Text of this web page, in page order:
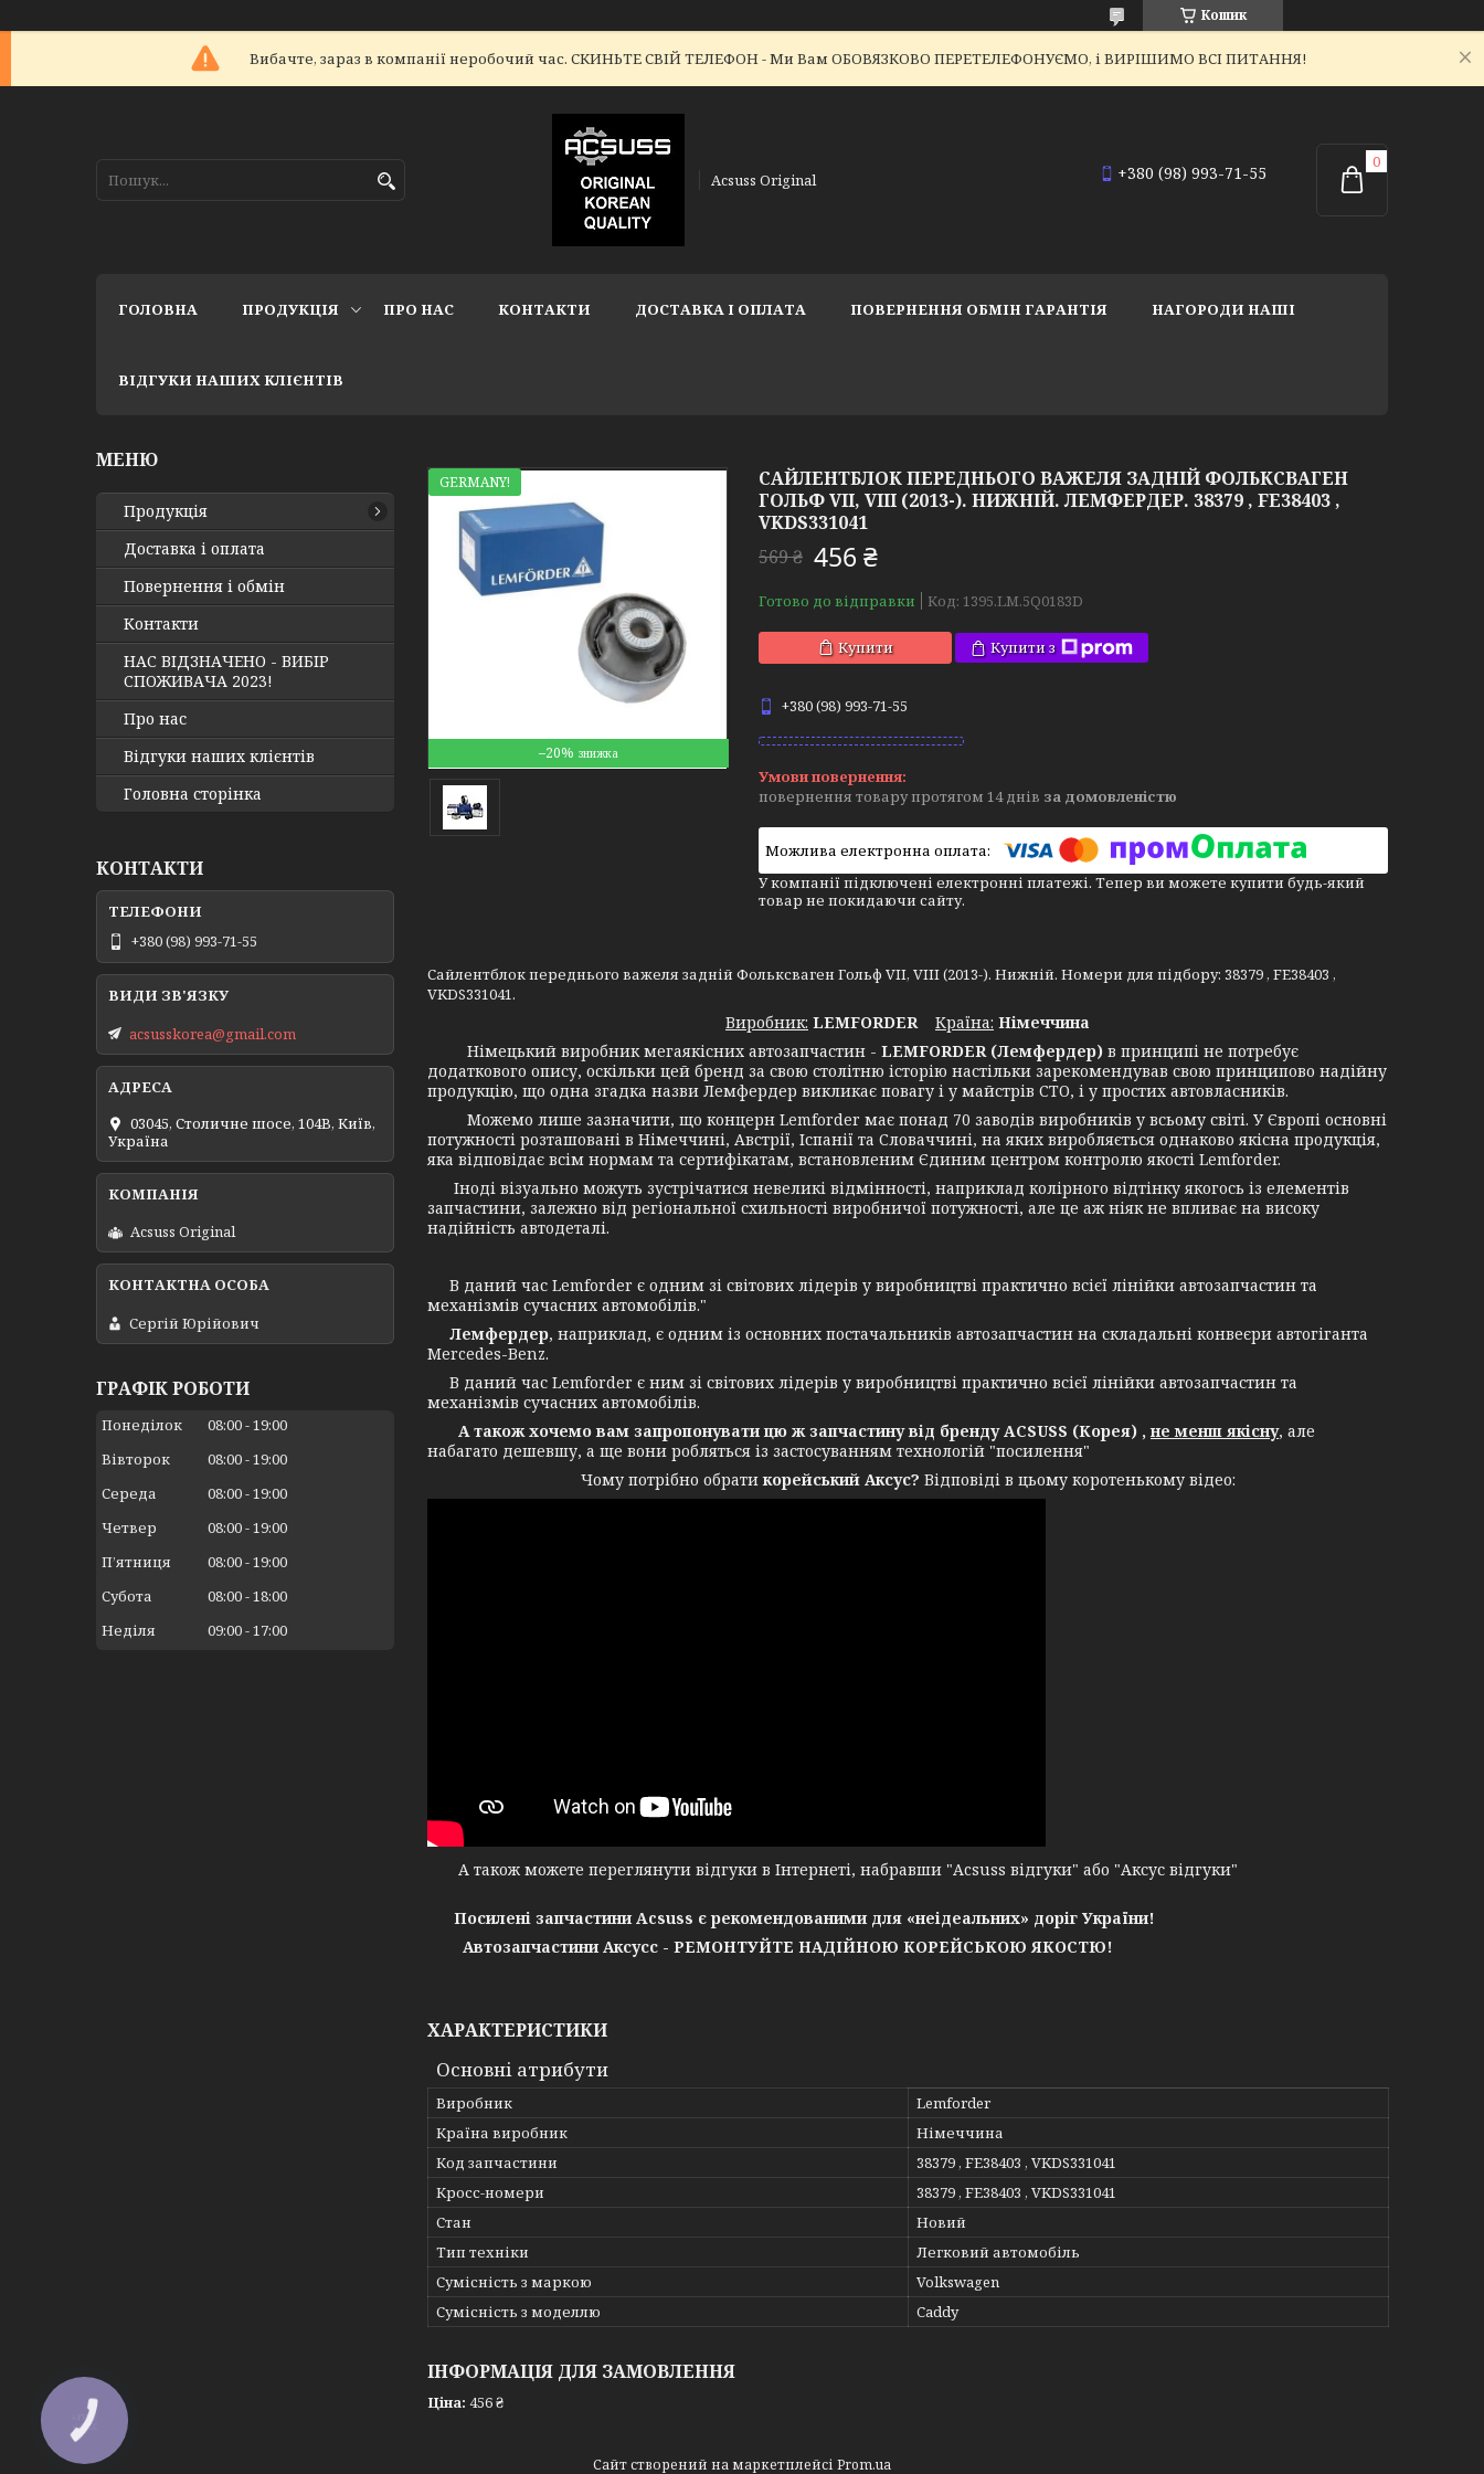
Кошик
Вибачте, зараз в компанії неробочий час. СКИНЬТЕ СВІЙ ТЕЛЕФОН - Ми Вам ОБОВЯЗКОВО ПЕРЕТЕЛЕФОНУЄМО, і ВИРІШИМО ВСІ ПИТАННЯ!
Acsuss Original +380 (98) 993-71-55
ГОЛОВНА ПРОДУКЦІЯ ПРО НАС КОНТАКТИ ДОСТАВКА І ОПЛАТА ПОВЕРНЕННЯ ОБМІН ГАРАНТІЯ НАГОРОДИ НАШІ
ВІДГУКИ НАШИХ КЛІЄНТІВ
–20%
GERMANY!
САЙЛЕНТБЛОК ПЕРЕДНЬОГО ВАЖЕЛЯ ЗАДНІЙ ФОЛЬКСВАГЕН
ГОЛЬФ VII, VIII (2013-). НИЖНІЙ. ЛЕМФЕРДЕР. 38379 , FE38403 ,
VKDS331041
569 ₴ 456 ₴
Готово до відправки Код: 1395.LM.5Q0183D
Купити Купити з
+380 (98) 993-71-55
повернення товару протягом 14 днів за домовленістю
У компанії підключені електронні платежі. Тепер ви можете купити будь-який
товар не покидаючи сайту.
Сайлентблок переднього важеля задній Фольксваген Гольф VII, VIII (2013-). Нижній. Номери для підбору: 38379 , FE38403 ,
VKDS331041.
Виробник: LEMFORDER Крaїна: Німеччина
Німецький виробник мегаякісних автозапчастин - LEMFORDER (Лемфердер) в принципі не потребує
додаткового опису, оскільки цей бренд за свою столітню історію настільки зарекомендував свою принципово надійну
продукцію, що одна згадка назви Лемфердер викликає повагу і у майстрів СТО, і у простих автовласників.
Можемо лише зазначити, що концерн Lemforder має понад 70 заводів виробників у всьому світі. У Європі основні
потужності розташовані в Німеччині, Австрії, Іспанії та Словаччині, на яких виробляється однаково якісна продукція,
яка відповідає всім нормам та сертифікатам, встановленим Єдиним центром контролю якості Lemforder.
Іноді візуально можуть зустрічатися невеликі відмінності, наприклад колірного відтінку якогось із елементів
запчастини, залежно від регіональної схильності виробничої потужності, але це аж ніяк не впливає на високу
надійність автодеталі.
В даний час Lemforder є одним зі світових лідерів у виробництві практично всієї лінійки автозапчастин та
механізмів сучасних автомобілів."
Лемфердер, наприклад, є одним із основних постачальників автозапчастин на складальні конвеєри автогіганта
Mercedes-Benz.
В даний час Lemforder є ним зі світових лідерів у виробництві практично всієї лінійки автозапчастин та
механізмів сучасних автомобілів.
А також хочемо вам запропонувати цю ж запчастину від бренду ACSUSS (Корея) ,не менш якісну, але
набагато дешевшу, а ще вони робляться із застосуванням технологій "посилення"
Чому потрібно обратикорейський Аксус? Відповіді в цьому коротенькому відео:
А також можете переглянути відгуки в Інтернеті, набравши "Acsuss відгуки" або "Аксус відгуки"
Посилені запчастини Acsuss є рекомендованими для «неідеальних» доріг України!
Автозапчастини Аксусс - РЕМОНТУЙТЕ НАДІЙНОЮ КОРЕЙСЬКОЮ ЯКОСТЮ!
ХАРАКТЕРИСТИКИ
Основні атрибути
Виробник
Lemforder
Країна виробник
Німеччина
Код запчастини
38379 , FE38403 , VKDS331041
Кросс-номери
38379 , FE38403 , VKDS331041
Стан
Новий
Тип техніки
Легковий автомобіль
Сумісність з маркою
Volkswagen
Сумісність з моделлю
Caddy
ІНФОРМАЦІЯ ДЛЯ ЗАМОВЛЕННЯ
Ціна: 456 ₴
Продукція
Доставка і оплата
Повернення і обмін
Контакти
НАС ВІДЗНАЧЕНО - ВИБІР
СПОЖИВАЧА 2023!
Про нас
Відгуки наших клієнтів
Головна сторінка
КОНТАКТИ
+380 (98) 993-71-55
acsusskorea@gmail.com
03045, Столичне шосе, 104B, Київ,
Україна
Acsuss Original
Сергій Юрійович
ГРАФІК РОБОТИ
Понеділок 08:00 19:00
Вівторок
08:00 19:00
Середа
08:00 19:00
Четвер
08:00 19:00
Пʼятниця
08:00 19:00
Субота
08:00 18:00
Неділя
09:00 17:00
Сайт створений на маркетплейсі Prom.ua
КНОПКА
ЗВ'ЯЗКУ